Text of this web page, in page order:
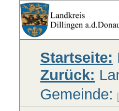
Startseite:
Zurück:
Gemeinde: